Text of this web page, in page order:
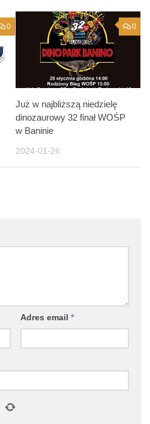
0 0
Już w najbliższą niedzielę
dinozaurowy 32 finał WOŚP
w Baninie
2024-01-26
Adres email *